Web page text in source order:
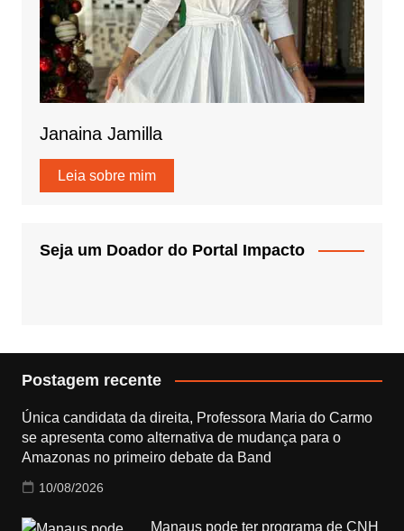
Janaina Jamilla
Leia sobre mim
Seja um Doador do Portal Impacto
Postagem recente
Única candidata da direita, Professora Maria do Carmo
se apresenta como alternativa de mudança para o
Amazonas no primeiro debate da Band
10/08/2026
Manaus pode ter programa de CNH